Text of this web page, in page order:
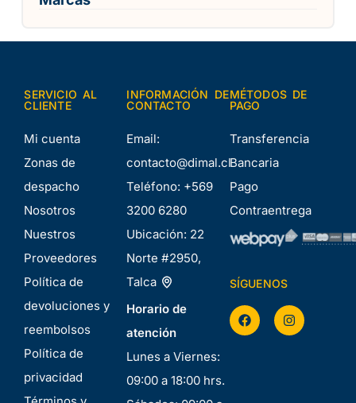
SERVICIO AL
CLIENTE
Mi cuenta
Zonas de
despacho
Nosotros
Nuestros
Proveedores
Política de
devoluciones y
reembolsos
Política de
privacidad
INFORMACIÓN DE
CONTACTO
Email:
contacto@dimal.cl
Teléfono: +569
3200 6280
Ubicación: 22
Norte #2950,
Talca
Horario de
atención
Lunes a Viernes:
09:00 a 18:00 hrs.
MÉTODOS DE
PAGO
Transferencia
Bancaria
Pago
Contraentrega
SÍGUENOS